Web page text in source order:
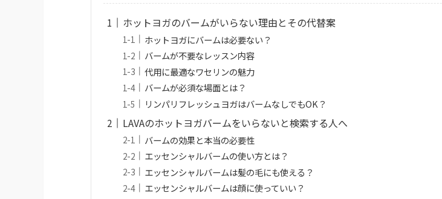
ホットヨガのバームがいらない理由とその代替案
ホットヨガにバームは必要ない？
バームが不要なレッスン内容
代用に最適なワセリンの魅力
バームが必須な場面とは？
リンパリフレッシュヨガはバームなしでもOK？
LAVAのホットヨガバームをいらないと検索する人へ
バームの効果と本当の必要性
エッセンシャルバームの使い方とは？
エッセンシャルバームは髪の毛にも使える？
エッセンシャルバームは顔に使っていい？